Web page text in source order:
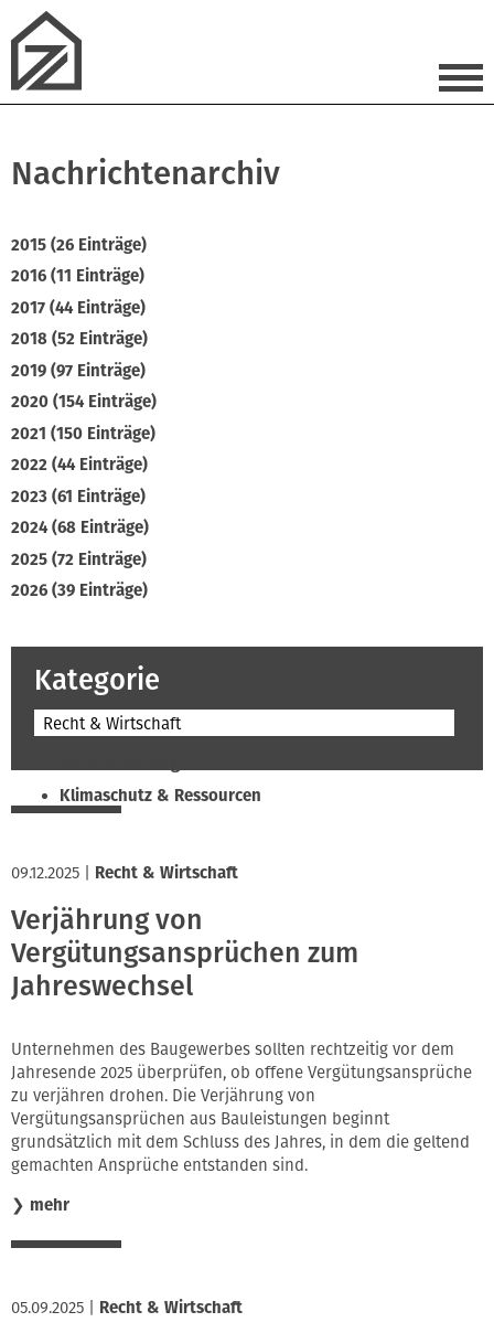
Nachrichtenarchiv
2015 (26 Einträge)
2016 (11 Einträge)
2017 (44 Einträge)
2018 (52 Einträge)
2019 (97 Einträge)
2020 (154 Einträge)
2021 (150 Einträge)
2022 (44 Einträge)
2023 (61 Einträge)
2024 (68 Einträge)
2025 (72 Einträge)
2026 (39 Einträge)
Kategorie
Recht & Wirtschaft
Klimaschutz & Ressourcen
Soziales & Tarifpolitik
Verband & Innungen
Interviews
09.12.2025 Recht & Wirtschaft
Verjährung von
Vergütungsansprüchen zum
Jahreswechsel
Unternehmen des Baugewerbes sollten rechtzeitig vor dem
Jahresende 2025 überprüfen, ob offene Vergütungsansprüche
zu verjähren drohen. Die Verjährung von
Vergütungsansprüchen aus Bauleistungen beginnt
grundsätzlich mit dem Schluss des Jahres, in dem die geltend
gemachten Ansprüche entstanden sind.
❯ mehr
05.09.2025 Recht & Wirtschaft